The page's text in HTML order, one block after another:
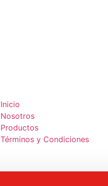
Inicio
Nosotros
Productos
Términos y Condiciones